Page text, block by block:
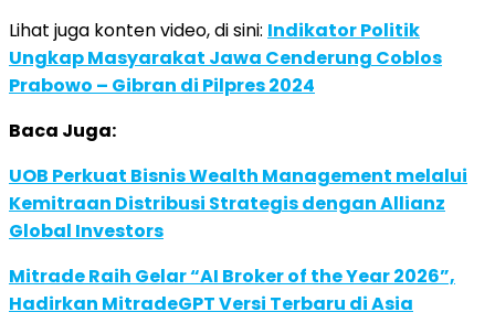
Lihat juga konten video, di sini: Indikator Politik
Ungkap Masyarakat Jawa Cenderung Coblos
Prabowo – Gibran di Pilpres 2024
Baca Juga:
UOB Perkuat Bisnis Wealth Management melalui
Kemitraan Distribusi Strategis dengan Allianz
Global Investors
Mitrade Raih Gelar “AI Broker of the Year 2026”,
Hadirkan MitradeGPT Versi Terbaru di Asia